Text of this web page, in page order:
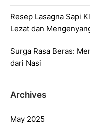
Resep Lasagna Sapi
Lezat dan
Surga Rasa Beras:
dari Nasi
Archives
May 2025